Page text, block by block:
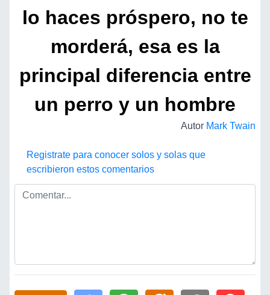
lo haces próspero, no te
morderá, esa es la
principal diferencia entre
un perro y un hombre
Autor Mark Twain
Registrate para conocer solos y solas que
escribieron estos comentarios